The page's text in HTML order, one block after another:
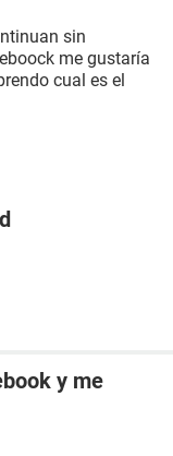
sin
me gustaría
cual es el
y me